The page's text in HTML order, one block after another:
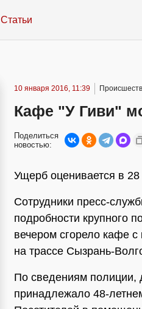
Статьи
10 января 2016, 11:39
Кафе "У Гиви"
Поделиться
новостью:
Ущерб оценивается в
Сотрудники пресс-
подробности крупного
вечером сгорело кафе
на трассе Сызрань-
По сведениям полиции,
принадлежало 48-